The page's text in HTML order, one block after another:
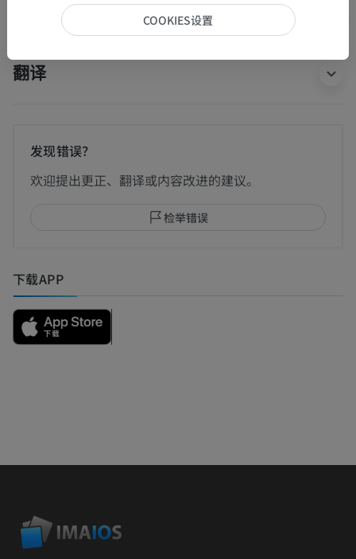
人類的比较解剖学
翻译
发现错误？
欢迎提出更正、翻译或内容改进的建议。
检举错误
下载APP
COOKIES设置